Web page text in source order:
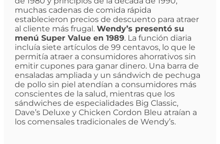
muchas cadenas de comida rápida
establecieron precios de descuento para atraer
al cliente más frugal. Wendy’s presentó su
menú Super Value en 1989. La función diaria
incluía siete artículos de 99 centavos, lo que le
permitía atraer a consumidores ahorrativos sin
emitir cupones para ganar dinero. Una barra de
ensaladas ampliada y un sándwich de pechuga
de pollo sin piel atendían a consumidores más
conscientes de la salud, mientras que los
sándwiches de especialidades Big Classic,
Dave’s Deluxe y Chicken Cordon Bleu atraían a
los comensales tradicionales de Wendy’s.